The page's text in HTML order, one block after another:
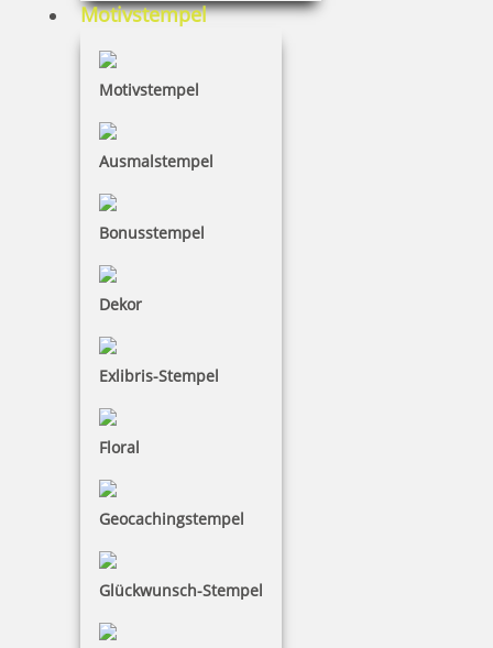
Motivstempel
Motivstempel
Ausmalstempel
Bonusstempel
Dekor
Exlibris-Stempel
Floral
Geocachingstempel
Glückwunsch-Stempel
35,55 €
Jetzt gestalten
Colop Printer Arztstempel Motiv Aesculapstab m. individuellem
Jetzt gestalten